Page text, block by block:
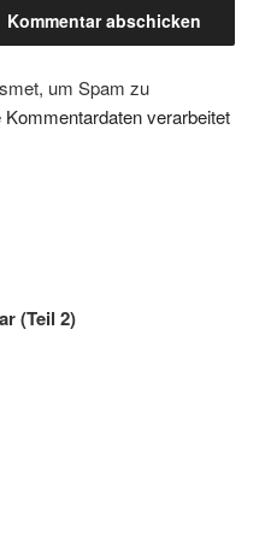
um Spam zu
Kommentardaten verarbeitet
(Teil 2)